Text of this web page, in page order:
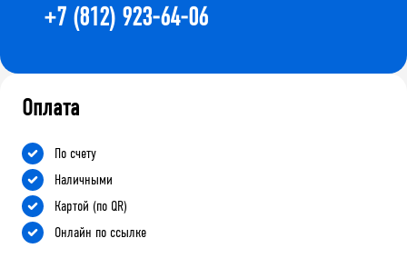
+7 (812) 923-64-06
Оплата
По счету
Наличными
Картой (по QR)
Онлайн по ссылке